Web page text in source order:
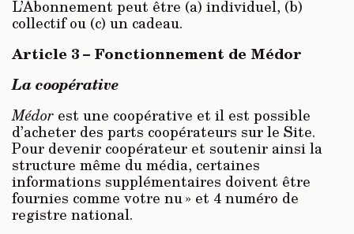
L’Abonnement peut être (a) individuel, (b)
collectif ou (c) un cadeau.
Article 3 – Fonctionnement de Médor
La coopérative
Médor est une coopérative et il est possible
d’acheter des parts coopérateurs sur le Site.
Pour devenir coopérateur et soutenir ainsi la
structure même du média, certaines
informations supplémentaires doivent être
fournies comme votre nu » et 4 numéro de
registre national.